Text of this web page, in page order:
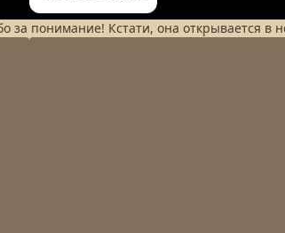
за понимание! Кстати, она открывается в